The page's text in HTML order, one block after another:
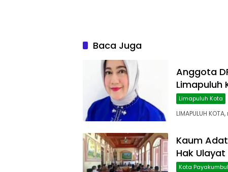
Baca Juga
Anggota
Limapuluh
Limapuluh Kota
LIMAPULUH
Kaum
Hak
Kota